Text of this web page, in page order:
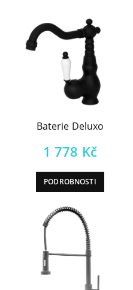
Baterie Deluxo
1 778 Kč
PODROBNOSTI